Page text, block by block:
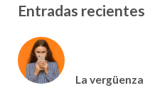
Entradas recientes
La